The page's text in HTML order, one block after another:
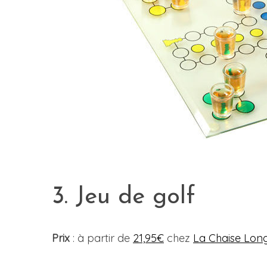
3. Jeu de golf
Prix : à partir de 21,95€ chez La Chaise